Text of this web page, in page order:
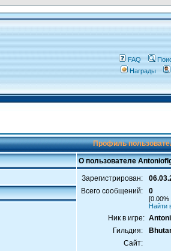
FAQ
Награды
Профиль
О пользователе
Зарегистрирован:
Всего сообщений:
0
[0.00%
Найти
Ник в игре:
Гильдия:
Сайт: